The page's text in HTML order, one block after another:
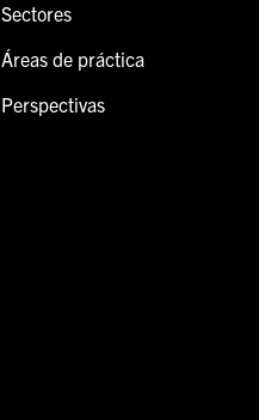
Sectores
Áreas de práctica
Perspectivas